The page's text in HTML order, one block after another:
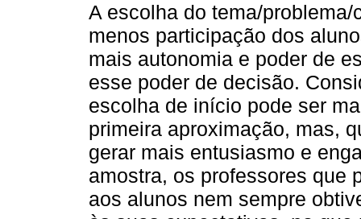
A escolha do tema/
menos participação dos
mais autonomia e poder de
esse poder de decisão.
escolha de início pode ser
primeira aproximação, mas,
gerar mais entusiasmo e
amostra, os professores que
aos alunos nem sempre